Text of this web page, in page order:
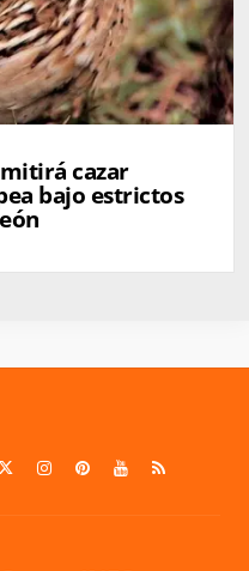
cazar
bajo estrictos